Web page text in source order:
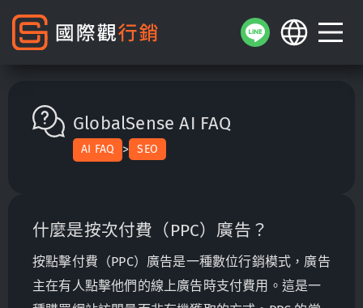
GlobalSense AI FAQ
AI FAQ > SEO
什麼是按次付費（PPC）廣告？
按點擊付費（PPC）廣告是一種數位行銷模式，廣告
主在有人點擊他們的線上廣告時支付費用。這是一